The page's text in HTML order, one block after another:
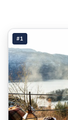
#1